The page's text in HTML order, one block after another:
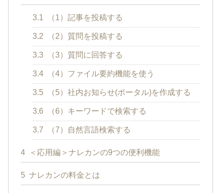
3.1 （1）記事を投稿する
3.2 （2）質問を投稿する
3.3 （3）質問に回答する
3.4 （4）ファイル要約機能を使う
3.5 （5）社内お知らせ(ポータル)を作成する
3.6 （6）キーワードで検索する
3.7 （7）自然言語検索する
4 ＜応用編＞ナレカンの9つの便利機能
5 ナレカンの料金とは